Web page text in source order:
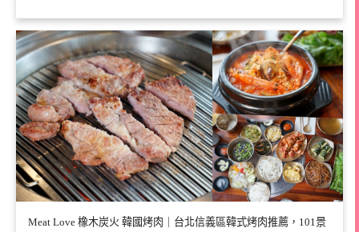
Meat Love 橡木炭火 韓國烤肉｜台北信義區韓式烤肉推薦，101景